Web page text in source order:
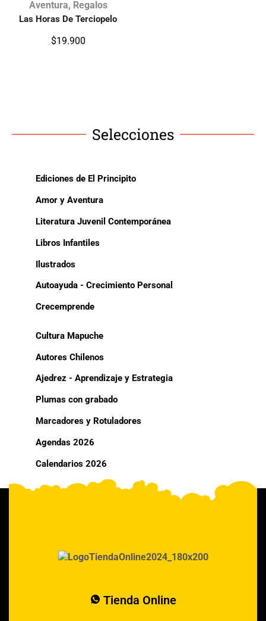
Aventura, Regalos
Las Horas De Terciopelo
$19.900
Selecciones
Ediciones de El Principito
Amor y Aventura
Literatura Juvenil Contemporánea
Libros Infantiles
Ilustrados
Autoayuda - Crecimiento Personal
Crecemprende
Cultura Mapuche
Autores Chilenos
Ajedrez - Aprendizaje y Estrategia
Plumas con grabado
Marcadores y Rotuladores
Agendas 2026
Calendarios 2026
Tienda Online